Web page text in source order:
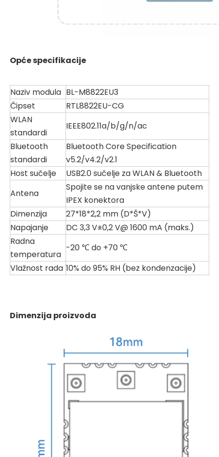
Opće specifikacije
Naziv modula BL-M8822EU3
Čipset
RTL8822EU-CG
WLAN
standardi
IEEE802.11a/b/g/n/ac
Bluetooth
standardi
Bluetooth Core Specification
v5.2/v4.2/v2.1
Host sučelje
USB2.0 sučelje za WLAN & Bluetooth
Antena
Spojite se na vanjske antene putem
IPEX konektora
Dimenzija
27*18*2,2 mm (D*Š*V)
Napajanje
DC 3,3 V±0,2 V@ 1600 mA (maks.)
Radna
temperatura
-20 ℃ do +70 ℃
Vlažnost rada 10% do 95% RH (bez kondenzacije)
Dimenzija proizvoda